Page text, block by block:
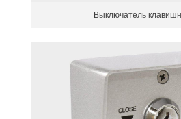
Выключатель